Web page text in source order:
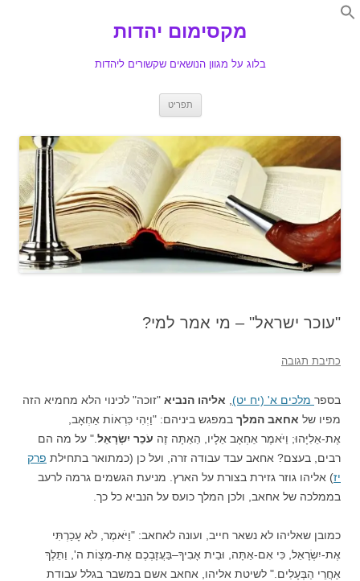
Search
מקסימום יהדות
בלוג על מגוון הנושאים שקשורים ליהדות
תפריט
"עוכר ישראל" – מי אמר למי?
כתיבת תגובה
בספר מלכים א' (יח יט) אליהו הנביא "זוכה" לכינוי הלא מחמיא הזה
מפיו של אחאב המלך במפגש ביניהם: "וַיְהִי כִּרְאוֹת אַחְאָב,
אֶת-אֵלִיָּהוּ; וַיֹּאמֶר אַחְאָב אֵלָיו, הַאַתָּה זֶה עֹכֵר יִשְׂרָאֵל ." על מה הם
רבים, בעצם? אחאב עבד עבודה זרה, ועל כן (כמתואר בתחילת פרק
יז) אליהו גוזר גזירת בצורת על הארץ. מניעת הגשמים גרמה לרעב
בממלכה של אחאב, ולכן המלך כועס על הנביא כל כך.
כמובן שאליהו לא נשאר חייב, ועונה לאחאב: "וַיֹּאמֶר, לֹא עָכַרְתִּי
אֶת-יִשְׂרָאֵל, כִּי אִם-אַתָּה, וּבֵית אָבִיךָ–בַּעֲזָבְכֶם אֶת-מִצְו‍ֹת ה', וַתֵּלֶךְ
אַחֲרֵי הַבְּעָלִים." לשיטת אליהו, אחאב אשם במשבר בגלל עבודת